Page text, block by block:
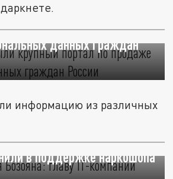
крупный портал по
данных граждан
информацию из различных
Бозояна: главу IT-
в поддержке наркошопа